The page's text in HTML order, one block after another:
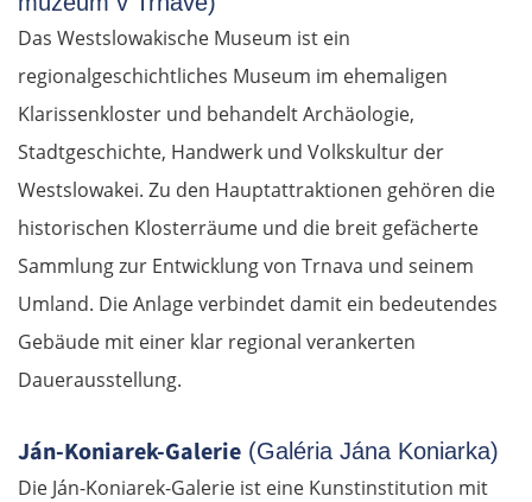
Das Westslowakische Museum ist ein
regionalgeschichtliches Museum im ehemaligen
Klarissenkloster und behandelt Archäologie,
Stadtgeschichte, Handwerk und Volkskultur der
Westslowakei. Zu den Hauptattraktionen gehören die
historischen Klosterräume und die breit gefächerte
Sammlung zur Entwicklung von Trnava und seinem
Umland. Die Anlage verbindet damit ein bedeutendes
Gebäude mit einer klar regional verankerten
Dauerausstellung.
Ján-Koniarek-Galerie (Galéria Jána Koniarka)
Die Ján-Koniarek-Galerie ist eine Kunstinstitution mit